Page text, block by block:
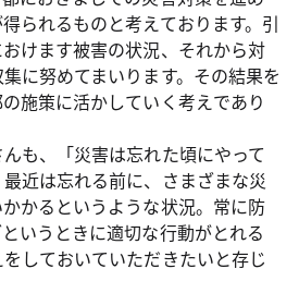
られるものと考えております。引
けます被害の状況、それから対
に努めてまいります。その結果を
施策に活かしていく考えであり
も、「災害は忘れた頃にやって
近は忘れる前に、さまざまな災
かるというような状況。常に防
いうときに適切な行動がとれる
しておいていただきたいと存じ